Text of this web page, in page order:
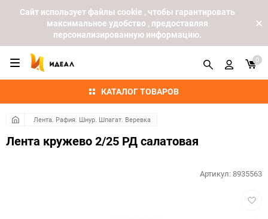
Cайт использует файлы cookie , чтобы гарантировать
максимальное удобство , предоставляя
персонализированную информацию.
КАТАЛОГ ТОВАРОВ
0
Лента. Рафия. Шнур. Шпагат. Веревка
Лента кружево 2/25 РД салатовая
Артикул:8935563